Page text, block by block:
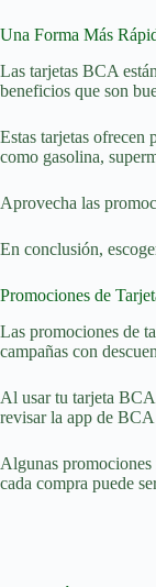
Una Forma Más
Las tarjetas BCA
beneficios que son
Estas tarjetas ofrecen
como gasolina,
Aprovecha las
En conclusión,
Promociones de
Las promociones de
campañas con
Al usar tu tarjeta
revisar la app de
Algunas promociones
cada compra puede